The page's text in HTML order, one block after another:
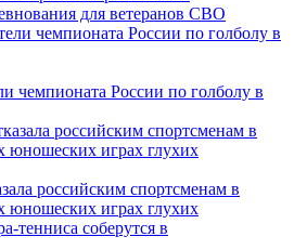
для ветеранов СВО
чемпионата России по голболу в
российским спортсменам в
юношеских играх глухих